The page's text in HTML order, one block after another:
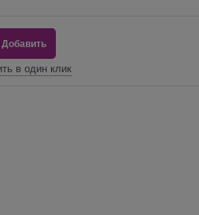
Добавить
в один клик